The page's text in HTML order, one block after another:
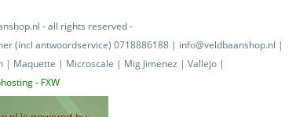
- all rights reserved -
(incl antwoordservice) 0718886188 | info@veldbaanshop.nl |
| Maquette | Microscale | Mig Jimenez | Vallejo |
- FXW